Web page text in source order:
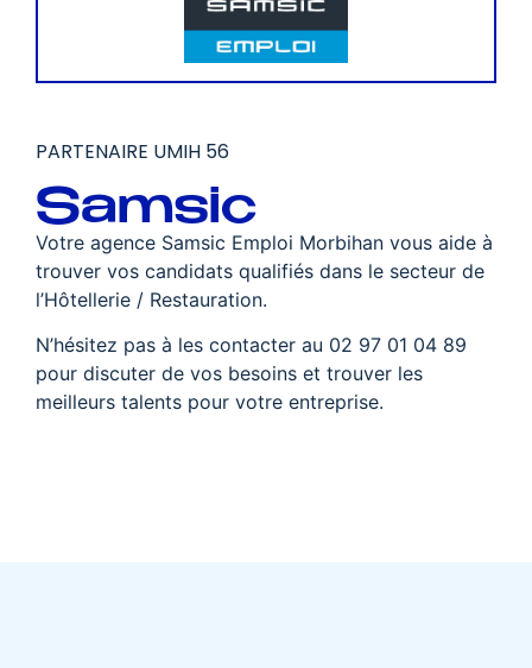
PARTENAIRE UMIH 56
Samsic
Votre agence Samsic Emploi Morbihan vous aide à
trouver vos candidats qualifiés dans le secteur de
l’Hôtellerie / Restauration.
N’hésitez pas à les contacter au 02 97 01 04 89
pour discuter de vos besoins et trouver les
meilleurs talents pour votre entreprise.